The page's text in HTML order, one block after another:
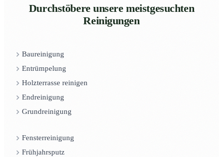
Durchstöbere unsere meistgesuchten
Reinigungen
Baureinigung
Entrümpelung
Holzterrasse reinigen
Endreinigung
Grundreinigung
Fensterreinigung
Frühjahrsputz